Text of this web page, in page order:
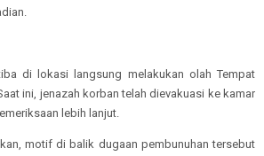
di lokasi langsung melakukan olah Tempat
ini, jenazah korban telah dievakuasi ke kamar
lebih lanjut.
motif di balik dugaan pembunuhan tersebut